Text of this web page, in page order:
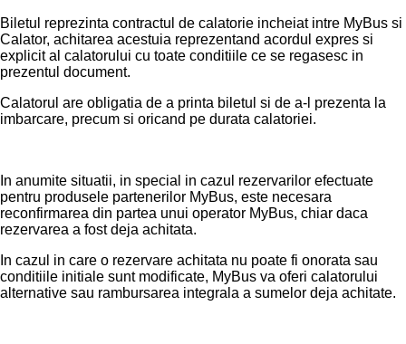
Biletul reprezinta contractul de calatorie incheiat intre MyBus si
Calator, achitarea acestuia reprezentand acordul expres si
explicit al calatorului cu toate conditiile ce se regasesc in
prezentul document.
Calatorul are obligatia de a printa biletul si de a-l prezenta la
imbarcare, precum si oricand pe durata calatoriei.
In anumite situatii, in special in cazul rezervarilor efectuate
pentru produsele partenerilor MyBus, este necesara
reconfirmarea din partea unui operator MyBus, chiar daca
rezervarea a fost deja achitata.
In cazul in care o rezervare achitata nu poate fi onorata sau
conditiile initiale sunt modificate, MyBus va oferi calatorului
alternative sau rambursarea integrala a sumelor deja achitate.